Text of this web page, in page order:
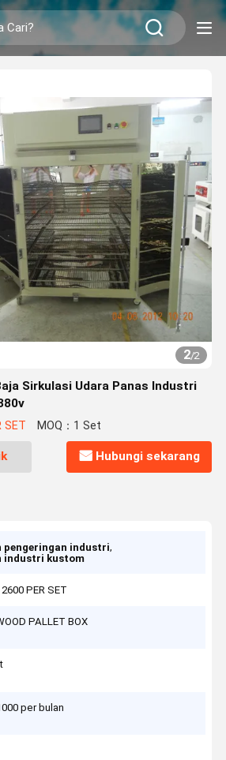
2/2
Sirkulasi Udara Panas Industri
SET MOQ：1 Set
Hubungi sekarang
pengeringan industri,
industri kustom
PER SET
PALLET BOX
per bulan